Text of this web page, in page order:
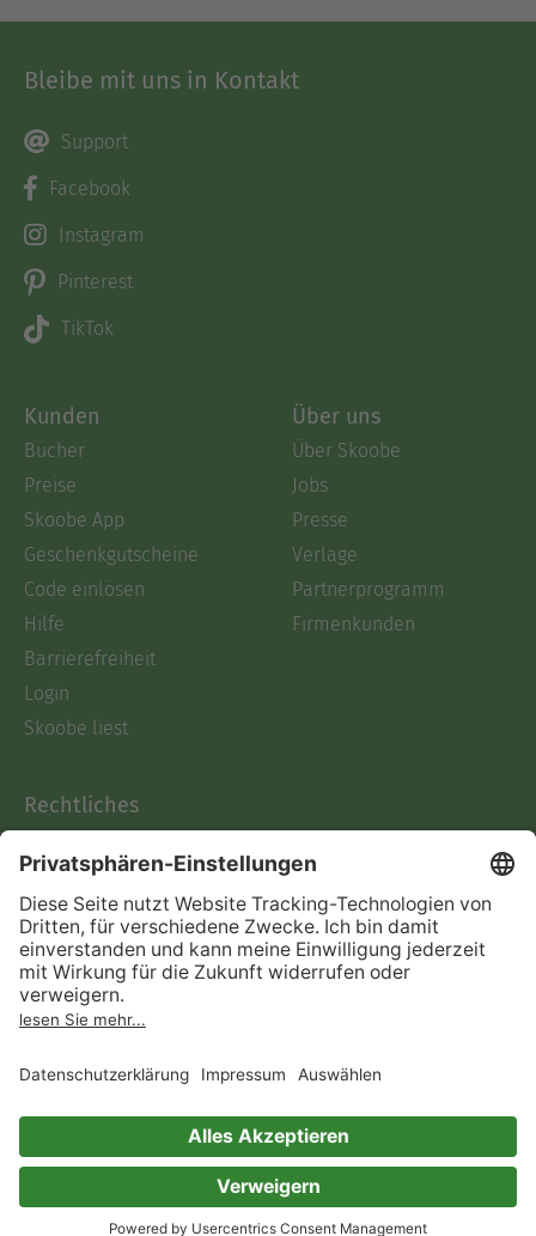
Bleibe mit uns in Kontakt
Support
Facebook
Instagram
Pinterest
TikTok
Kunden
Bücher
Preise
Skoobe App
Geschenkgutscheine
Code einlösen
Hilfe
Barrierefreiheit
Login
Skoobe liest
Über uns
Über Skoobe
Jobs
Presse
Verlage
Partnerprogramm
Firmenkunden
Rechtliches
AGB
Informationen nach Data
Act
Verträge hier kündigen
Impressum
Immer ein gutes Buch